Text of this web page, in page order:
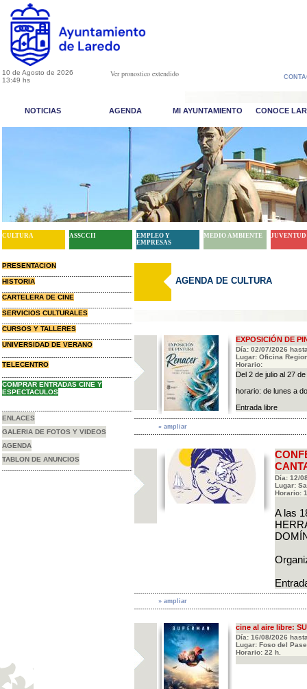
10 de Agosto de 2026
13:49 hs
Ver pronostico extendido
NOTICIAS AGENDA MI AYUNTAMIENTO CONOCE
CULTURA ASSCCII
EMPLEO Y
EMPRESAS
MEDIO AMBIENTE JUVENTUD
PRESENTACION
HISTORIA
CARTELERA DE CINE
SERVICIOS CULTURALES
CURSOS Y TALLERES
UNIVERSIDAD DE VERANO
TELECENTRO
COMPRAR ENTRADAS CINE Y
ESPECTACULOS
ENLACES
GALERIA DE FOTOS Y VIDEOS
AGENDA
TABLON DE ANUNCIOS
AGENDA DE CULTURA
EXPOSICIÓN DE
Día: 02/07/2026
Lugar: Oficina
Horario:
Del 2 de julio al 27
horario: de lunes a
Entrada libre
» ampliar
Día: 12/
Lugar:
Horario:
A las
» ampliar
cine al aire libre:
Día: 16/08/2026
Lugar: Foso del
Horario: 22 h.